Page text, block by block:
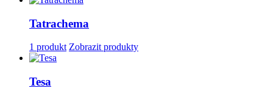
Tatrachema
1 produkt Zobrazit produkty
Tesa